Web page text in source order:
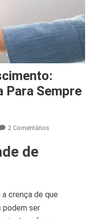
Para Sempre
2 ComentáriosEm
Vida
de
a crença de que
podem ser